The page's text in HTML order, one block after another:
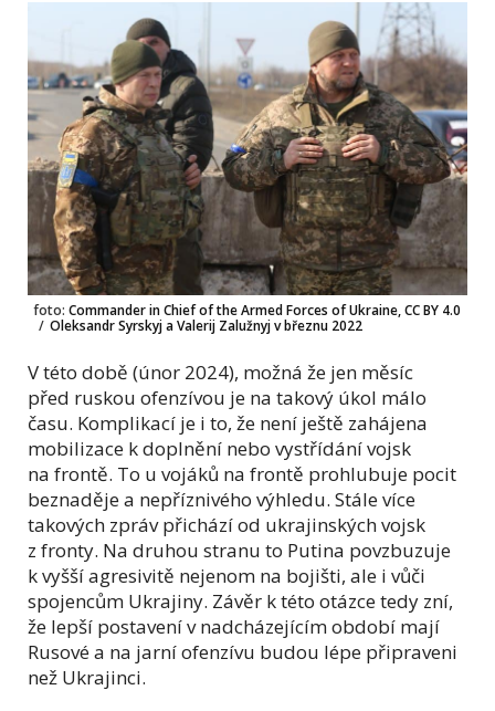
foto: Commander in Chief of the Armed Forces of Ukraine, CC BY 4.0
/ Oleksandr Syrskyj a Valerij Zalužnyj v březnu 2022
V této době (únor 2024), možná že jen měsíc
před ruskou ofenzívou je na takový úkol málo
času. Komplikací je i to, že není ještě zahájena
mobilizace k doplnění nebo vystřídání vojsk
na frontě. To u vojáků na frontě prohlubuje pocit
beznaděje a nepříznivého výhledu. Stále více
takových zpráv přichází od ukrajinských vojsk
z fronty. Na druhou stranu to Putina povzbuzuje
k vyšší agresivitě nejenom na bojišti, ale i vůči
spojencům Ukrajiny. Závěr k této otázce tedy zní,
že lepší postavení v nadcházejícím období mají
Rusové a na jarní ofenzívu budou lépe připraveni
než Ukrajinci.